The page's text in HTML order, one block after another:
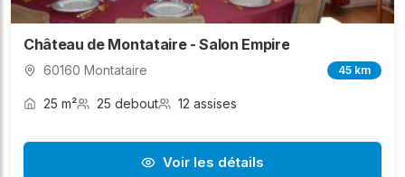
Château de Montataire - Salon Empire
60160 Montataire 45 km
25 m² 25 debout 12 assises
Voir les détails